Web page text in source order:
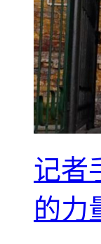
记者
的力